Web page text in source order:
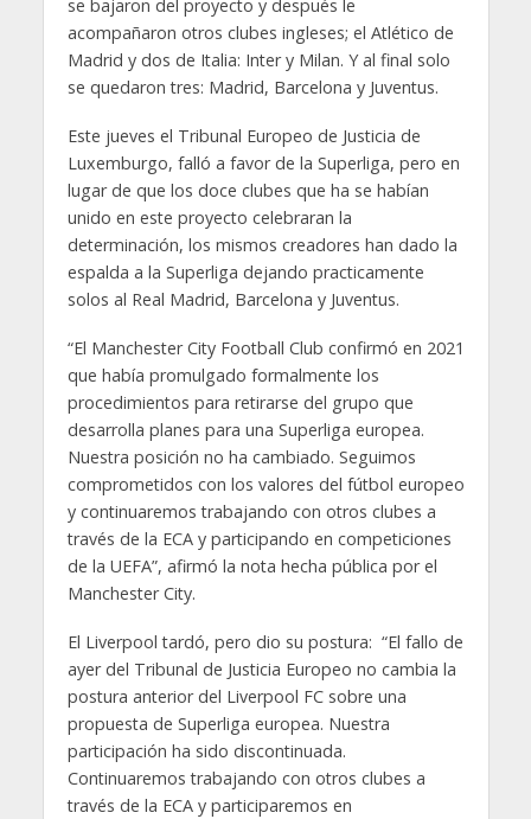
se bajaron del proyecto y después le
acompañaron otros clubes ingleses; el Atlético de
Madrid y dos de Italia: Inter y Milan. Y al final solo
se quedaron tres: Madrid, Barcelona y Juventus.
Este jueves el Tribunal Europeo de Justicia de
Luxemburgo, falló a favor de la Superliga, pero en
lugar de que los doce clubes que ha se habían
unido en este proyecto celebraran la
determinación, los mismos creadores han dado la
espalda a la Superliga dejando practicamente
solos al Real Madrid, Barcelona y Juventus.
“El Manchester City Football Club confirmó en 2021
que había promulgado formalmente los
procedimientos para retirarse del grupo que
desarrolla planes para una Superliga europea.
Nuestra posición no ha cambiado. Seguimos
comprometidos con los valores del fútbol europeo
y continuaremos trabajando con otros clubes a
través de la ECA y participando en competiciones
de la UEFA”, afirmó la nota hecha pública por el
Manchester City.
El Liverpool tardó, pero dio su postura: “El fallo de
ayer del Tribunal de Justicia Europeo no cambia la
postura anterior del Liverpool FC sobre una
propuesta de Superliga europea. Nuestra
participación ha sido discontinuada.
Continuaremos trabajando con otros clubes a
través de la ECA y participaremos en